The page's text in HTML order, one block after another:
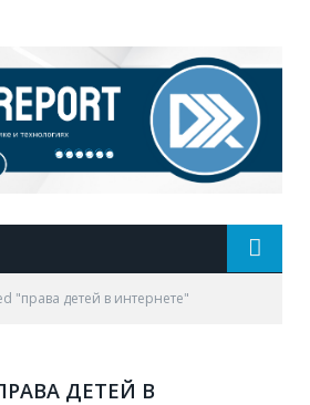
"права детей в интернете"
ДЕТЕЙ В